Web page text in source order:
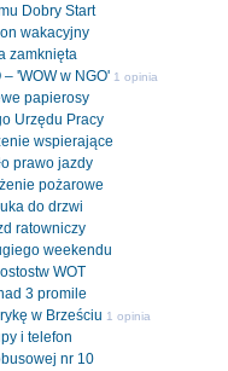
Dobry Start
wakacyjny
zamknięta
'WOW w NGO' 1 opinia
papierosy
Urzędu Pracy
wspierające
prawo jazdy
pożarowe
do drzwi
ratowniczy
weekendu
WOT
3 promile
w Brześciu 1 opinia
i telefon
nr 10